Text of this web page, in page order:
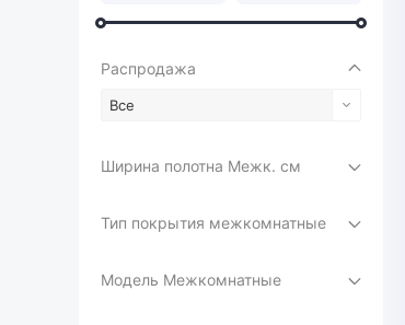
Распродажа
Все
Ширина полотна Межк. см
Тип покрытия межкомнатные
Модель Межкомнатные